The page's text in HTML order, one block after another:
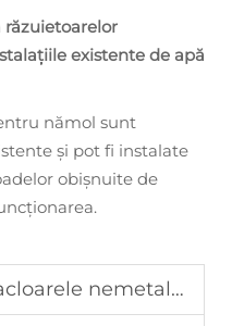
existente de apă
nămol sunt
și pot fi instalate
obișnuite de
de 45 % a costurilor de întreținere?